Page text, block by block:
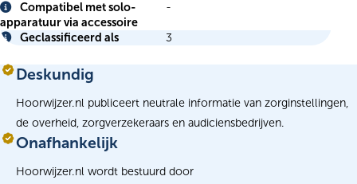
Info
Compatibel met solo-
apparatuur via accessoire
-
Geclassificeerd als 3
Deskundig
Hoorwijzer.nl publiceert neutrale informatie van zorginstellingen,
de overheid, zorgverzekeraars en audiciensbedrijven.
Onafhankelijk
Hoorwijzer.nl wordt bestuurd door